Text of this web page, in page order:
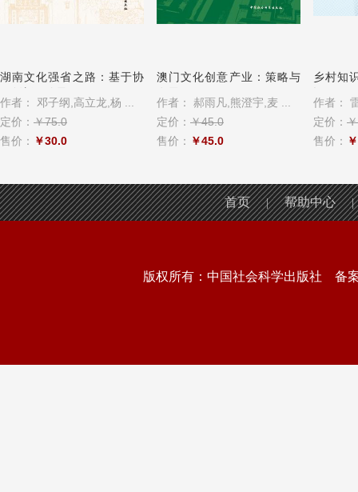
湖南文化强省之路：基于协
作者：
邓子纲,高立龙,杨 ...
定价： ￥75.0
售价： ￥30.0
澳门文化创意产业：策略与
作者：
郝雨凡,熊澄宇,麦 ...
定价： ￥45.0
售价： ￥45.0
乡村知
作者：
定价：
售价：
首页 | 帮助中心 |
版权所有：中国社会科学出版社 备